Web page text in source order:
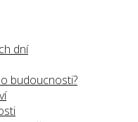
dní
budoucnosti?